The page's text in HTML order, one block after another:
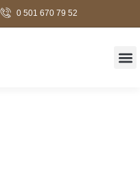
0 501 670 79 52